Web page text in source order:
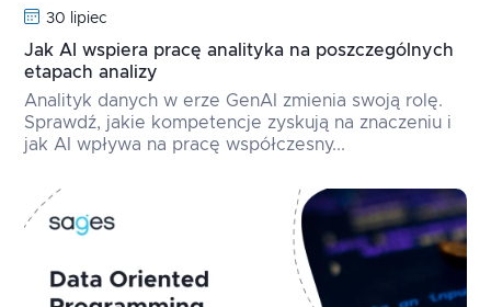
30 lipiec
Jak AI wspiera pracę analityka na poszczególnych
etapach analizy
Analityk danych w erze GenAI zmienia swoją rolę.
Sprawdź, jakie kompetencje zyskują na znaczeniu i
jak AI wpływa na pracę współczesny...